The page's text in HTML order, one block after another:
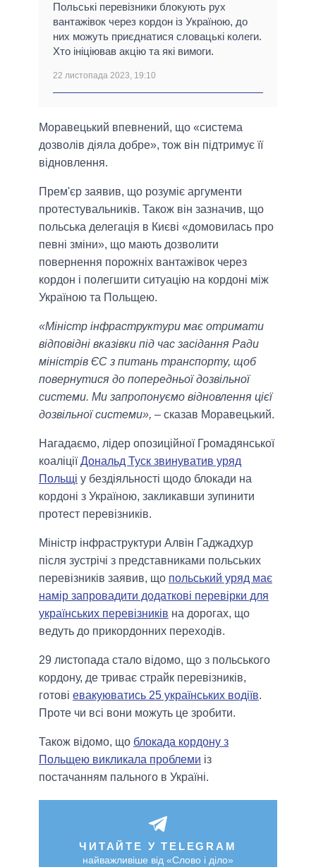
Польські перевізники блокують рух
вантажівок через кордон із Україною, до
них можуть приєднатися словацькі колеги.
Хто ініціював акцію та які вимоги.
22 листопада 2023, 19:10
Моравецький впевнений, що «система
дозволів діяла добре», тож він підтримує її
відновлення.
Прем'єр заявив, що розуміє аргументи
протестувальників. Також він зазначив, що
польська делегація в Києві «домовилась про
певні зміни», що мають дозволити
повернення порожніх вантажівок через
кордон і полегшити ситуацію на кордоні між
Україною та Польщею.
«Міністр інфраструктури має отримати
відповідні вказівки під час засідання Ради
міністрів ЄС з питань транспорту, щоб
повернутися до попередньої дозвільної
системи. Ми запропонуємо відновлення цієї
дозвільної системи», – сказав Моравецький.
Нагадаємо, лідер опозиційної Громадянської
коаліціїДональд Туск звинуватив уряд
Польщі у бездіяльності щодо блокади на
кордоні з Україною, закликавши зупинити
протест перевізників.
Міністр інфраструктури Алвін Гаджадхур
після зустрічі з представниками польських
перевізників заявив, що польський уряд має
намір запровадити додаткові перевірки для
українських перевізників на дорогах, що
ведуть до прикордонних переходів.
29 листопада стало відомо, що з польського
кордону, де триває страйк перевізників,
готові евакуюватись 25 українських водіїв.
Проте чи всі вони можуть це зробити.
Також відомо, що блокада кордону з
Польщею викликала проблеми із
постачанням пального в Україні.
ЧИТАЙТЕ У TELEGRAM
найважливіше від «Слово і діло»